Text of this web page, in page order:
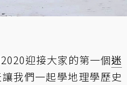
迎接大家的第一個迷
我們一起學地理學歷史